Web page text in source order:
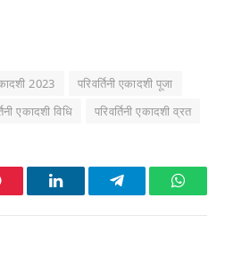
2023
परिवर्तिनी एकादशी पूजा
एकादशी विधि परिवर्तिनी एकादशी व्रत
LinkedInTelegram